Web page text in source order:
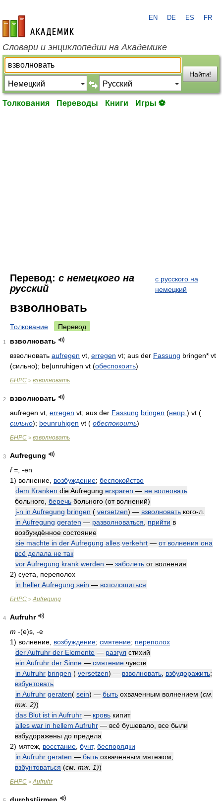
academic.ru
EN DE ES FR
Словари и энциклопедии на Академике
Найти!
Толкования Переводы Книги Игры ⚽
Перевод: с немецкого на
русский
с русского на
немецкий
взволновать
Толкование Перевод
1
взволновать
взволновать aufregen vt, erregen vt; aus der Fassung bringen* vt
(сильно); be|unruhigen vt (обеспокоить)
БНРС > взволновать
2
взволновать
aufregen vt, erregen vt; aus der Fassung bringen (непр. ) vt (
сильно); beunruhigen vt ( обеспокоить)
БНРС > взволновать
3
Aufregung
f = , -en
1) волнение, возбуждение; беспокойство
dem Kranken die Aufregung ersparen — не волновать
больного, беречь больного (от волнений)
j-n in Aufregung bringen ( versetzen) — взволновать кого-л.
in Aufregung geraten — разволноваться прийти в
возбуждённое состояние
sie machte in der Aufregung alles verkehrt — от волнения она
всё делала не так
vor Aufregung krank werden — заболеть от волнения
2) суета, переполох
in heller Aufregung sein — всполошиться
БНРС > Aufregung
4
Aufruhr
m -(e)s, -e
1) волнение, возбуждение; смятение; переполох
der Aufruhr der Elemente — разгул стихий
ein Aufruhr der Sinne — смятение чувств
in Aufruhr bringen ( versetzen) — взволновать взбудоражить;
взбунтовать
in Aufruhr geraten( sein) — быть охваченным волнением (см.
тж. 2))
das Blut ist in Aufruhr — кровь кипит
alles war in hellem Aufruhr — всё бушевало, все были
взбудоражены до предела
2) мятеж, восстание бунт, беспорядки
in Aufruhr geraten — быть охваченным мятежом,
взбунтоваться (см. тж. 1))
БНРС > Aufruhr